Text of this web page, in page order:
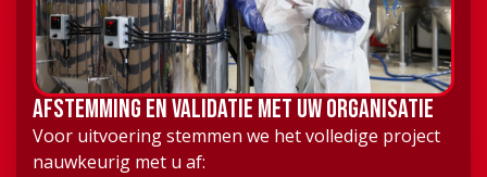
Afstemming en validatie met uw organisatie
Voor uitvoering stemmen we het volledige project
nauwkeurig met u af: